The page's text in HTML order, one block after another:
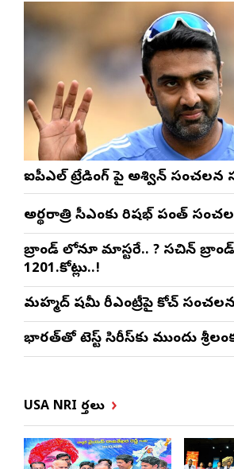
ఐపీఎల్ ట్రేడింగ్ పై అశ్విన్ సంచలన
అర్థరాత్రి సీఎంకు రిషభ్ పంత్
బ్రాండ్ లోనూ మాస్టరే.. ? సచిన్
1201.కోట్లు..!
మహ్మద్ షమీ రీఎంట్రీపై కోచ్
భారత్‌తో టెస్ట్ సిరీస్‌కు ముందు
USA NRI వార్తలు